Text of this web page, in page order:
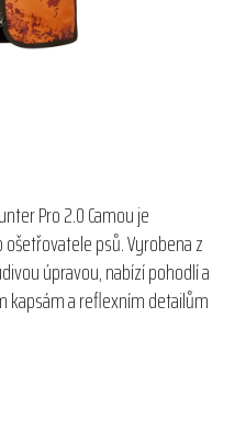
Pro 2.0 Camou je
psů. Vyrobena z
úpravou, nabízí pohodlí a
a reflexním detailům